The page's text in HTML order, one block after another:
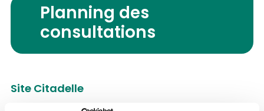
Planning des
consultations
Site Citadelle